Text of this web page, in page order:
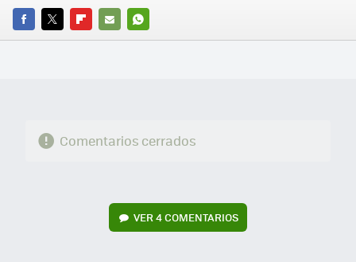
FACEBOOK
TWITTERFLIPBOARD
E-
WHATSAPP
Comentarios cerrados
VER4 COMENTARIOS